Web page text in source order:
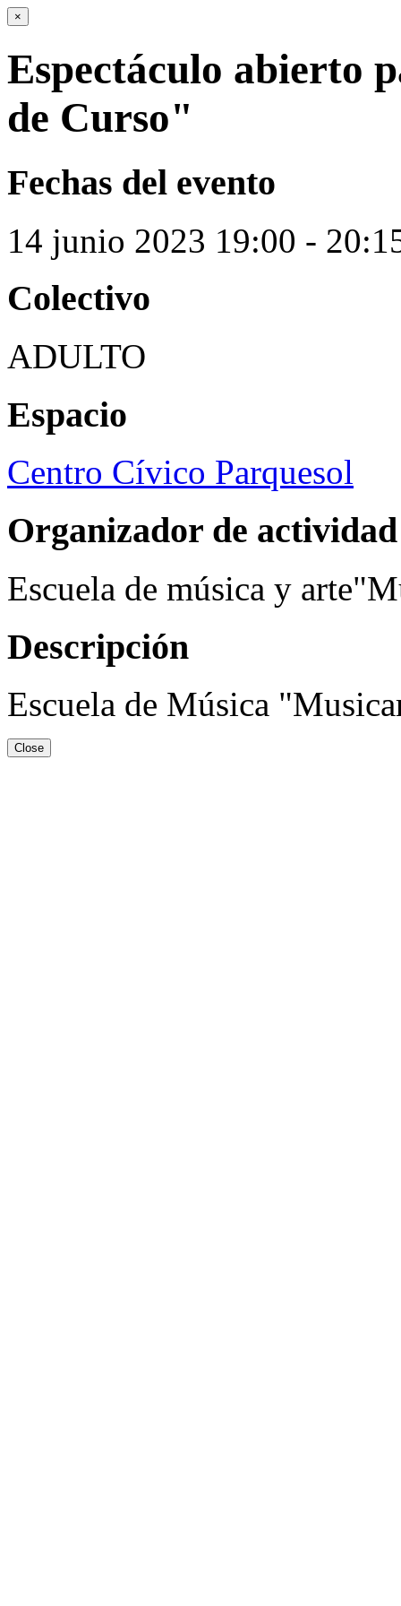
×
Espectáculo abierto
de Curso"
Fechas del evento
14 junio 2023 19:00 -
Colectivo
ADULTO
Espacio
Centro Cívico Parquesol
Organizador de actividad
Escuela de música y
Descripción
Escuela de Música
Close